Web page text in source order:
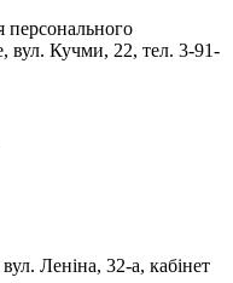
персонального
вул. Кучми, 22, тел. 3-91-
Леніна, 32-а, кабінет